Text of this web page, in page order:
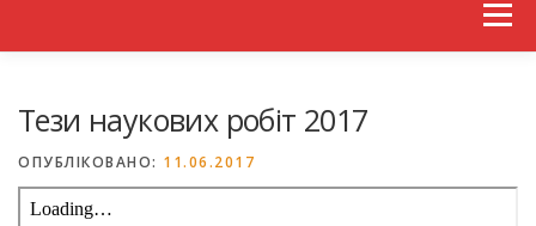
Menu
Тези наукових робіт 2017
ОПУБЛІКОВАНО: 11.06.2017